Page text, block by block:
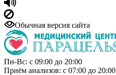
Обычная версия сайта
Пн-Вс: с 09:00 до 20:00
Приём анализов: с 07:00 до 20:00